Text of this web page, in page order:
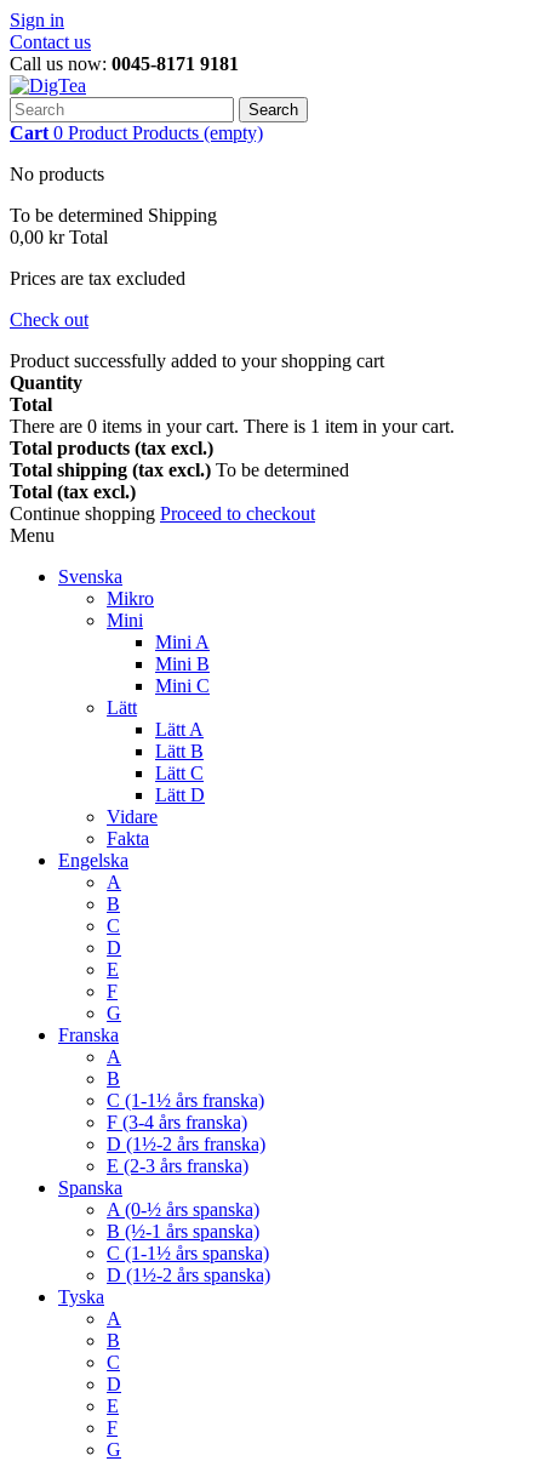
Sign in
Contact us
Call us now: 0045-8171 9181
Search
Cart 0 Product Products (empty)
No products
To be determined Shipping
0,00 kr Total
Prices are tax excluded
Check out
Product successfully added to your shopping cart
Quantity
Total
There are 0 items in your cart. There is 1 item in your cart.
Total products (tax excl.)
Total shipping (tax excl.) To be determined
Total (tax excl.)
Continue shopping Proceed to checkout
Menu
Svenska
Mikro
Mini
Mini A
Mini B
Mini C
Lätt
Lätt A
Lätt B
Lätt C
Lätt D
Vidare
Fakta
Engelska
A
B
C
D
E
F
G
Franska
A
B
C (1-1½ års franska)
F (3-4 års franska)
D (1½-2 års franska)
E (2-3 års franska)
Spanska
A (0-½ års spanska)
B (½-1 års spanska)
C (1-1½ års spanska)
D (1½-2 års spanska)
Tyska
A
B
C
D
E
F
G